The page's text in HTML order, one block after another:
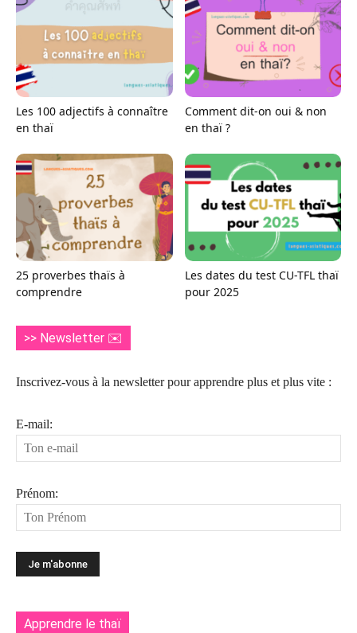
Les 100 adjectifs à connaître
en thaï
Comment dit-on oui & non
en thaï ?
25 proverbes thaïs à
comprendre
Les dates du test CU-TFL thaï
pour 2025
>> Newsletter ✉️
Inscrivez-vous à la newsletter pour apprendre plus et plus vite :
E-mail:
Prénom:
Apprendre le thaï